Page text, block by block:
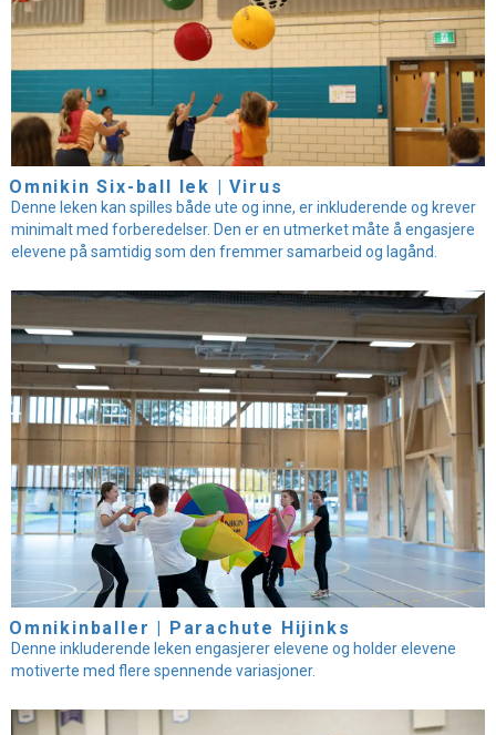
Omnikin Six-ball lek | Virus
Denne leken kan spilles både ute og inne, er inkluderende og krever
minimalt med forberedelser. Den er en utmerket måte å engasjere
elevene på samtidig som den fremmer samarbeid og lagånd.
Omnikinballer | Parachute Hijinks
Denne inkluderende leken engasjerer elevene og holder elevene
motiverte med flere spennende variasjoner.